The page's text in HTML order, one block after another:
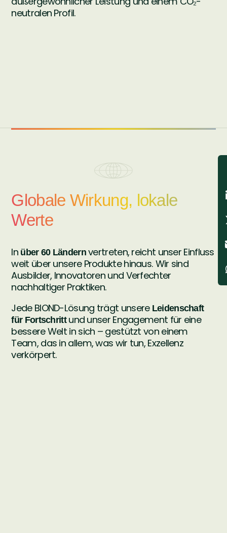
neutralen Profil.
Globale Wirkung, lokale
Werte
In über 60 Ländernvertreten, reicht unser Einfluss
weit über unsere Produkte hinaus. Wir sind
Ausbilder, Innovatoren und Verfechter
nachhaltiger Praktiken.
Jede BIOND-Lösung trägt unsere Leidenschaft
für Fortschrittund unser Engagement für eine
bessere Welt in sich – gestützt von einem
Team, das in allem, was wir tun, Exzellenz
verkörpert.